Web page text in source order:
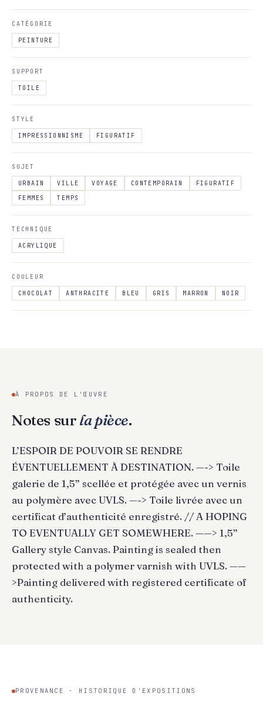
CATÉGORIE
PEINTURE
SUPPORT
TOILE
STYLE
IMPRESSIONNISME FIGURATIF
SUJET
URBAIN VILLE VOYAGE CONTEMPORAIN
FIGURATIF
FEMMES
TEMPS
TECHNIQUE
ACRYLIQUE
COULEUR
CHOCOLAT ANTHRACITE BLEU GRIS MARRON NOIR
À PROPOS DE L'ŒUVRE
Notes surla pièce.
L’ESPOIR DE POUVOIR SE RENDRE
ÉVENTUELLEMENT À DESTINATION. —-> Toile
galerie de 1,5” scellée et protégée avec un vernis
au polymère avec UVLS. —-> Toile livrée avec un
certificat d’authenticité enregistré. // A HOPING
TO EVENTUALLY GET SOMEWHERE. ——> 1,5”
Gallery style Canvas. Painting is sealed then
protected with a polymer varnish with UVLS. ——
>Painting delivered with registered certificate of
authenticity.
PROVENANCE · HISTORIQUE D'EXPOSITIONS